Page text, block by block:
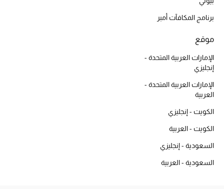
الموسم الجديد
أحذية النسائية
تشكيلة الأحذية
الأحذية الرجالية
أبرز المصممين
برنامج المكافآت أمبر
موقع
الإمارات العربية المتحدة -
إنجليزي
الإمارات العربية المتحدة -
العربية
الكويت - إنجليزي
الكويت - العربية
السعودية - إنجليزي
السعودية - العربية